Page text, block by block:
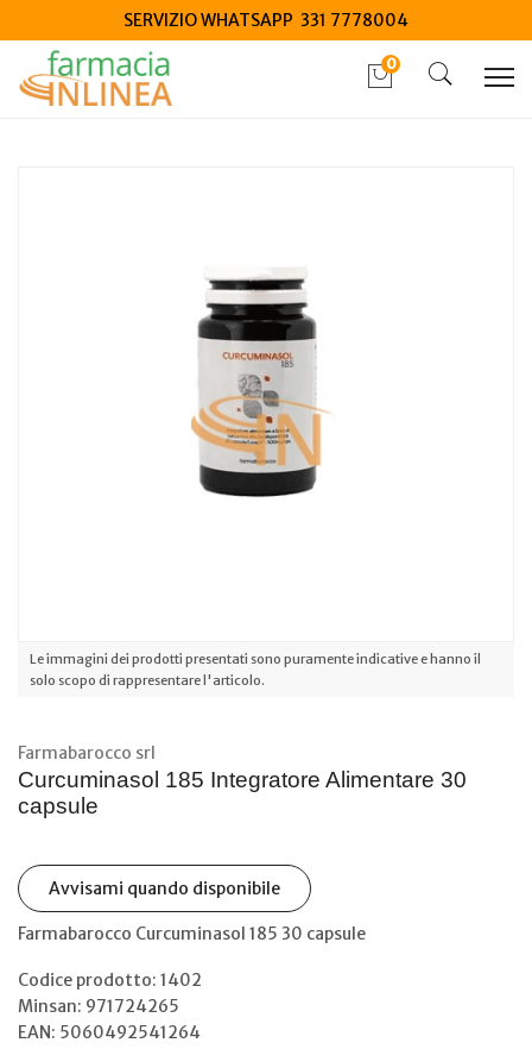
SERVIZIO WHATSAPP 331 7778004
0
Le immagini dei prodotti presentati sono puramente indicative e hanno il
solo scopo di rappresentare l'articolo.
Farmabarocco srl
Curcuminasol 185 Integratore Alimentare 30
capsule
Avvisami quando disponibile
Farmabarocco Curcuminasol 185 30 capsule
Codice prodotto: 1402
Minsan: 971724265
EAN: 5060492541264